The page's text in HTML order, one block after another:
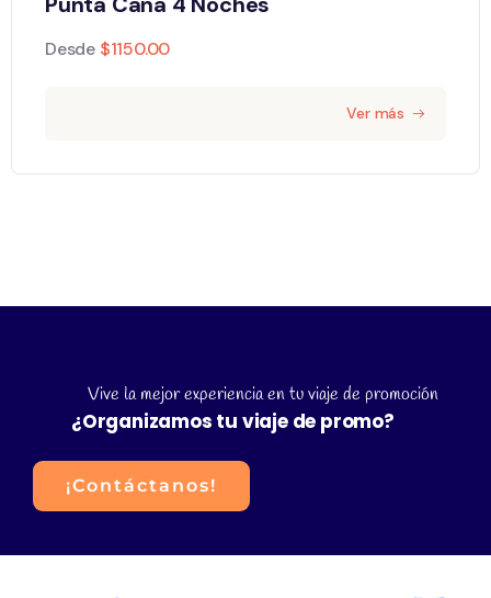
Desde $1150.00
Ver más
Vive la mejor experiencia en tu viaje de promoción
¿Organizamos tu viaje de promo?
¡Contáctanos!